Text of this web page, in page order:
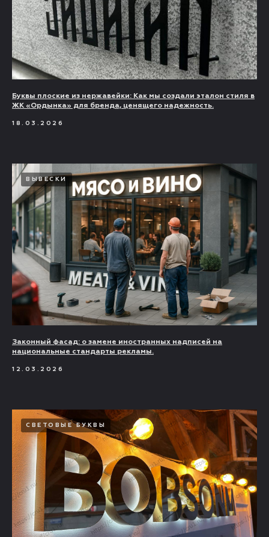
Буквы плоские из нержавейки: Как мы создали эталон стиля в
ЖК «Ордынка» для бренда, ценящего надежность.
18.03.2026
ВЫВЕСКИ
Законный фасад: о замене иностранных надписей на
национальные стандарты рекламы.
12.03.2026
СВЕТОВЫЕ БУКВЫ